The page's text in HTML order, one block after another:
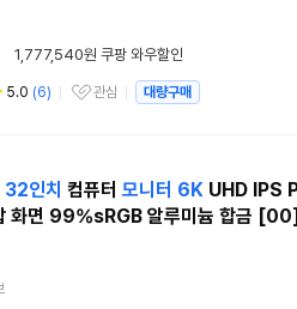
1,777,540원 쿠팡 와우할인
5.0 (6)
관심상품
관심 대량구매
32인치 컴퓨터 모니터 6KUHD IPS
화면 99%sRGB 알루미늄 합금